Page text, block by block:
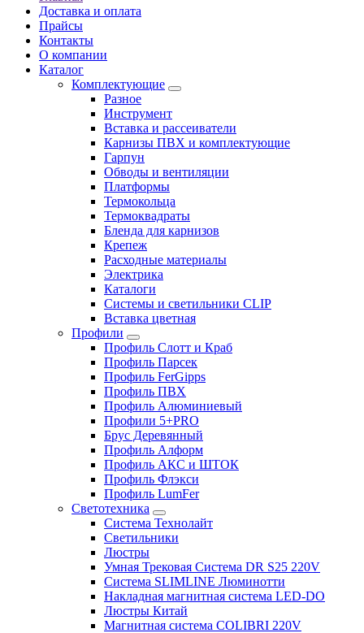
Доставка и оплата
Прайсы
Контакты
О компании
Каталог
Комплектующие
Разное
Инструмент
Вставка и рассеиватели
Карнизы ПВХ и комплектующие
Гарпун
Обводы и вентиляции
Платформы
Термокольца
Термоквадраты
Бленда для карнизов
Крепеж
Расходные материалы
Электрика
Каталоги
Системы и светильники CLIP
Вставка цветная
Профили
Профиль Слотт и Краб
Профиль Парсек
Профиль FerGipps
Профиль ПВХ
Профиль Алюминиевый
Профили 5+PRO
Брус Деревянный
Профиль Алформ
Профиль АКС и ШТОК
Профиль Флэкси
Профиль LumFer
Светотехника
Система Технолайт
Светильники
Люстры
Умная Трековая Система DR S25 220V
Система SLIMLINE Люминотти
Накладная магнитная система LED-DO
Люстры Китай
Магнитная система COLIBRI 220V